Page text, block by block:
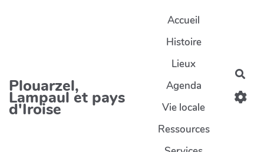
Plouarzel,
Lampaul et pays
d'Iroise
Accueil
Histoire
Lieux
Agenda
Vie locale
Ressources